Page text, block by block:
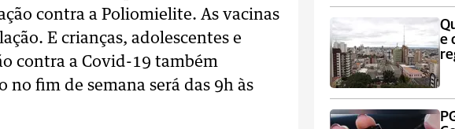
contra a Poliomielite. As vacinas
E crianças, adolescentes e
contra a Covid-19 também
fim de semana será das 9h às
e